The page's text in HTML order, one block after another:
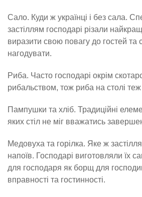
Сало. Куди ж українці і без сала.
застіллям господарі різали
виразити свою повагу до гостей та
нагодувати.
Риба. Часто господарі окрім
рибальством, тож риба на столі
Пампушки та хліб. Традиційні
яких стіл не міг вважатись
Медовуха та горілка. Яке ж
напоїв. Господарі виготовляли їх
для господаря як борщ для
вправності та гостинності.